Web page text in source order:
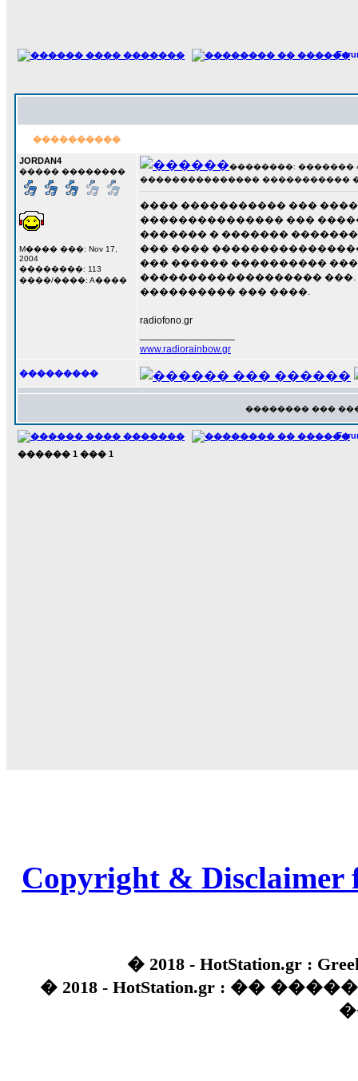
����������
JORDAN4
����� ��������
M���� ���: Nov 17,
2004
��������: 113
����/����: A����
��������: ������� 4
��������������� �����������
���� ����������� ���
��������������� ���
������� � �������
��� ����
��� ������ ����������
�������������������
���������� ��� ����.
radiofono.gr
www.radiorainbow.gr
���������
�������� ���
������ 1 ��� 1
Copyright & Disclaimer
� 2018 - HotStation.gr :
� 2018 - HotStation.gr : ��